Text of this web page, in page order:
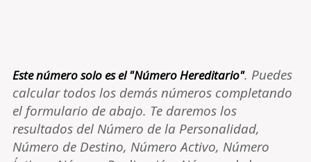
Este número solo es el "Número Hereditario". Puedes
calcular todos los demás números completando
el formulario de abajo. Te daremos los
resultados del Número de la Personalidad,
Número de Destino, Número Activo, Número